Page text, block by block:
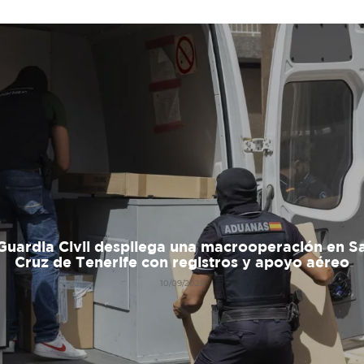
Civil despliega una macrooperación en
Cruz de Tenerife con registros y apoyo aéreo
10/09/2025